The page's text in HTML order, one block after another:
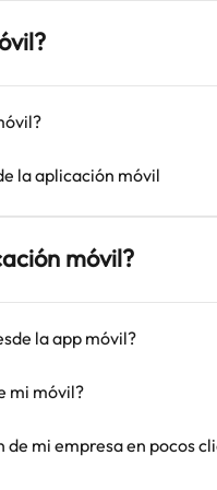
la aplicación móvil
móvil?
la app móvil?
mi móvil?
mi empresa en pocos